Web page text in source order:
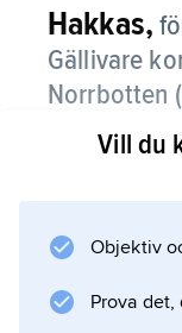
Hakkas,
Gällivare
Norrbotten
Hakkas,Vill du
Objektiv
Prova